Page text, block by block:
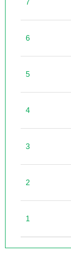
7
6
5
4
3
2
1